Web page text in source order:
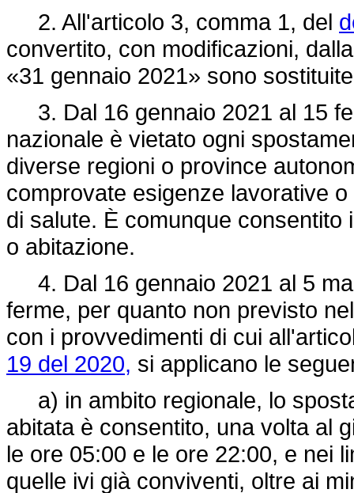
2. All'articolo 3, comma 1, del
convertito, con modificazioni,
«31 gennaio 2021» sono
3. Dal 16 gennaio 2021 al 15
nazionale è vietato ogni
diverse regioni o province
comprovate esigenze lavorative
di salute. È comunque
o abitazione.
4. Dal 16 gennaio 2021 al 5
ferme, per quanto non previsto
con i provvedimenti di cui
19 del 2020, si applicano le
a) in ambito regionale, lo
abitata è consentito, una volta al
le ore 05:00 e le ore 22:00, e nei
quelle ivi già conviventi, oltre ai